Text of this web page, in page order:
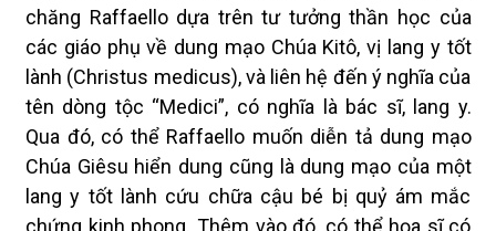
chăng Raffaello dựa trên tư tưởng thần học của
các giáo phụ về dung mạo Chúa Kitô, vị lang y tốt
lành (Christus medicus), và liên hệ đến ý nghĩa của
tên dòng tộc “Medici”, có nghĩa là bác sĩ, lang y.
Qua đó, có thể Raffaello muốn diễn tả dung mạo
Chúa Giêsu hiển dung cũng là dung mạo của một
lang y tốt lành cứu chữa cậu bé bị quỷ ám mắc
chứng kinh phong. Thêm vào đó, có thể họa sĩ có